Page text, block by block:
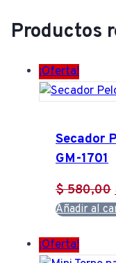
Productos
¡Oferta!
Secador
GM-1701
$580,00
Añadir al
¡Oferta!